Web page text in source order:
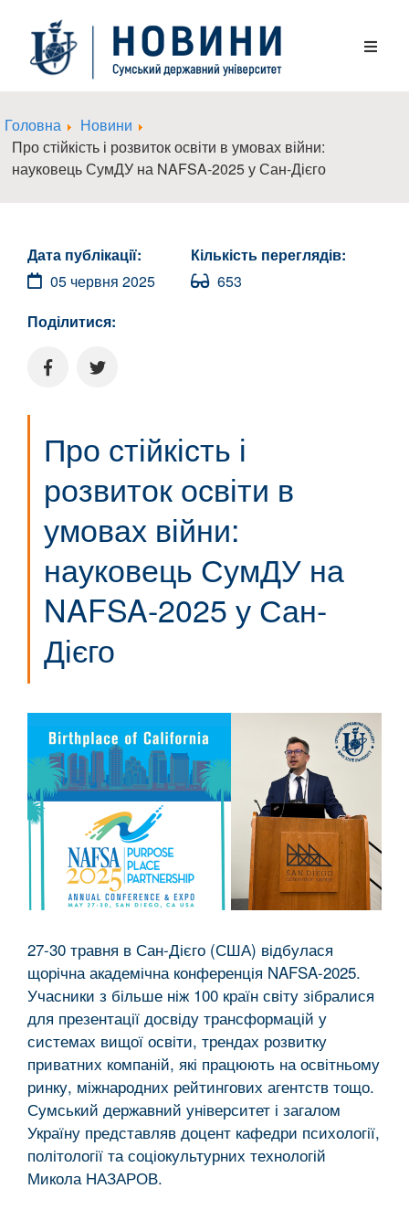
Головна
Новини
Про стійкість і розвиток освіти в умовах війни:
науковець СумДУ на NAFSA-2025 у Сан-Дієго
Дата публікації:
05 червня 2025
Кількість переглядів:
653
Поділитися:
Про стійкість і
розвиток освіти в
умовах війни:
науковець СумДУ на
NAFSA-2025 у Сан-
Дієго
27-30 травня в Сан-Дієго (США) відбулася
щорічна академічна конференція NAFSA-2025.
Учасники з більше ніж 100 країн світу зібралися
для презентації досвіду трансформацій у
системах вищої освіти, трендах розвитку
приватних компаній, які працюють на освітньому
ринку, міжнародних рейтингових агентств тощо.
Сумський державний університет і загалом
Україну представляв доцент кафедри психології,
політології та соціокультурних технологій
Микола НАЗАРОВ.